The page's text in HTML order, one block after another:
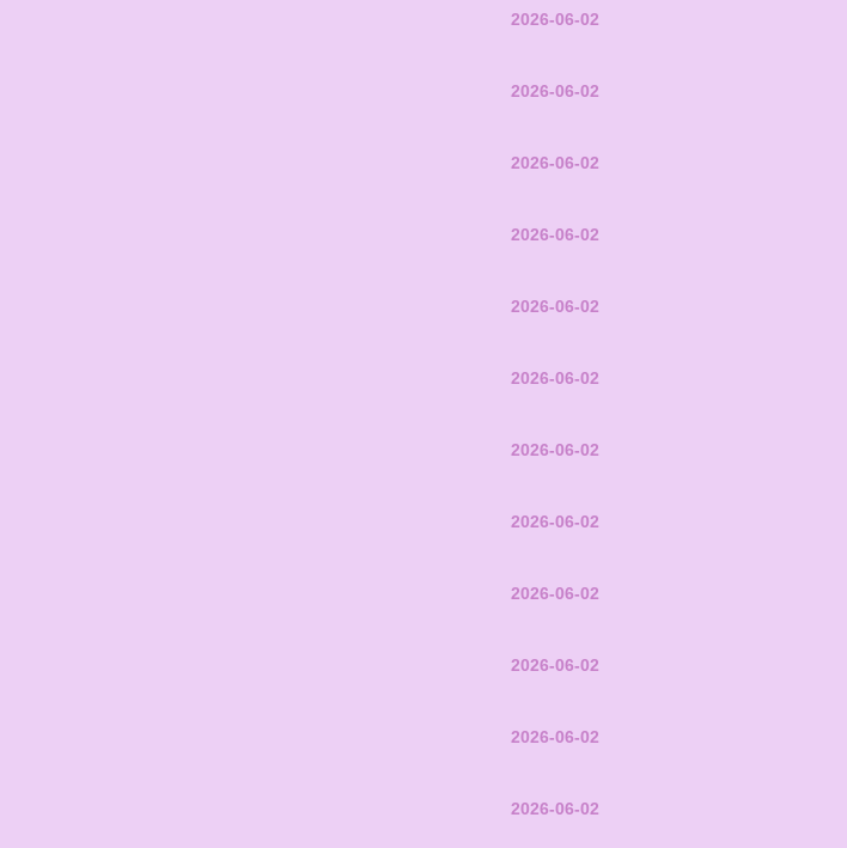
2026-06-02
2026-06-02
2026-06-02
2026-06-02
2026-06-02
2026-06-02
2026-06-02
2026-06-02
2026-06-02
2026-06-02
2026-06-02
2026-06-02